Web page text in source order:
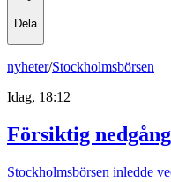
Dela
nyheter/Stockholmsbörsen
Idag, 18:12
Försiktig
Stockholmsbörsen inledde